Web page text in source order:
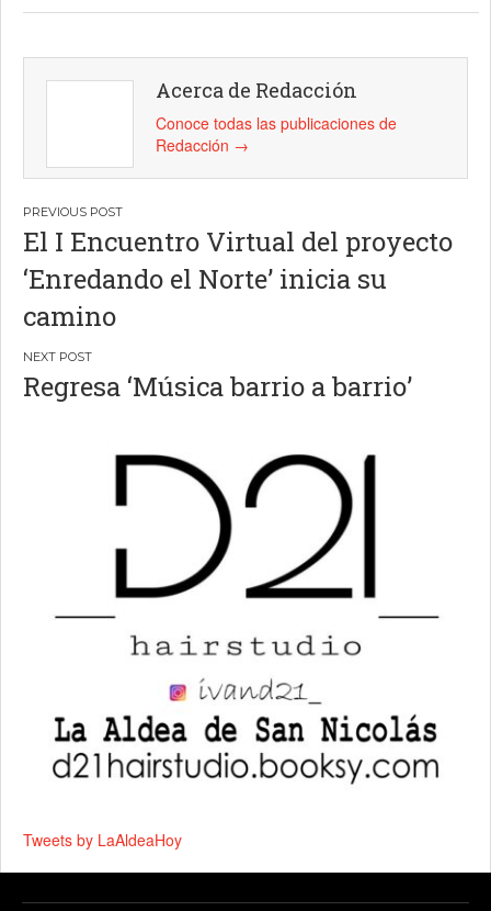
Acerca de Redacción
Conoce todas las publicaciones de
Redacción →
Navegación
de
entradas
El I Encuentro Virtual del proyecto
‘Enredando el Norte’ inicia su
camino
Regresa ‘Música barrio a barrio’
Tweets by LaAldeaHoy